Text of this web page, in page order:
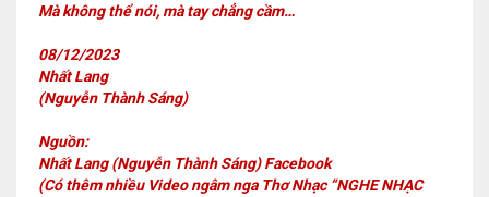
Mà không thể nói, mà tay chẳng cầm…
08/12/2023
Nhất Lang
(Nguyễn Thành Sáng)
Nguồn:
Nhất Lang (Nguyễn Thành Sáng) Facebook
(Có thêm nhiều Video ngâm nga Thơ Nhạc “NGHE NHẠC